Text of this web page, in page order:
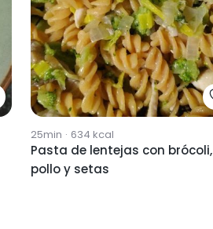
25min · 634 kcal
Pasta de lentejas con brócoli,
pollo y setas